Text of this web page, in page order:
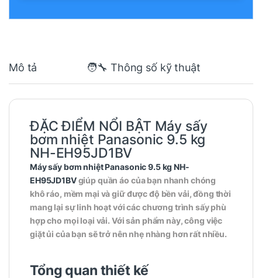
Mô tả 🧑‍🔧 Thông số kỹ thuật
ĐẶC ĐIỂM NỔI BẬT Máy sấy
bơm nhiệt Panasonic 9.5 kg
NH-EH95JD1BV
Máy sấy bơm nhiệt Panasonic 9.5 kg NH-
EH95JD1BVgiúp quần áo của bạn nhanh chóng
khô ráo, mềm mại và giữ được độ bền vải, đồng thời
mang lại sự linh hoạt với các chương trình sấy phù
hợp cho mọi loại vải. Với sản phẩm này, công việc
giặt ủi của bạn sẽ trở nên nhẹ nhàng hơn rất nhiều.
Tổng quan thiết kế